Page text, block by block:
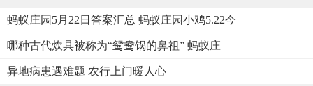
蚂蚁庄园5月22日答案汇总 蚂蚁庄园小鸡5.22今
哪种古代炊具被称为“鸳鸯锅的鼻祖” 蚂蚁庄
异地病患遇难题 农行上门暖人心